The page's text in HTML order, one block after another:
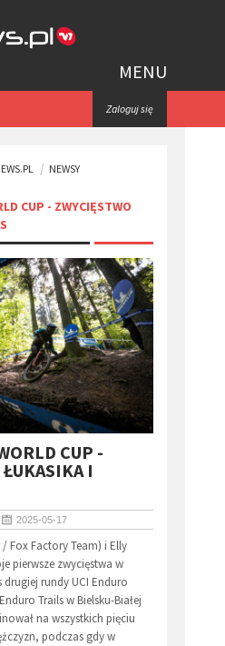
MENU
Zaloguj się
NEWSY
CUP - ZWYCIĘSTWO
CUP -
I
2025-05-17
/ Fox Factory Team) i Elly
pierwsze zwycięstwa w
rundy UCI Enduro
Trails w Bielsku-Białej
na wszystkich pięciu
podczas gdy w